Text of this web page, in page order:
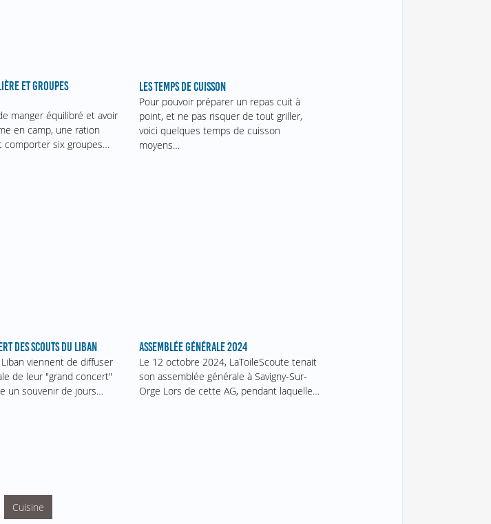
ET GROUPES
manger équilibré et avoir
en camp, une ration
comporter six groupes…
LES TEMPS DE CUISSON
Pour pouvoir préparer un repas cuit à
point, et ne pas risquer de tout griller,
voici quelques temps de cuisson
moyens…
DES SCOUTS DU LIBAN
viennent de diffuser
de leur "grand concert"
un souvenir de jours…
ASSEMBLÉE GÉNÉRALE 2024
Le 12 octobre 2024, LaToileScoute tenait
son assemblée générale à Savigny-Sur-
Orge Lors de cette AG, pendant laquelle…
Cuisine